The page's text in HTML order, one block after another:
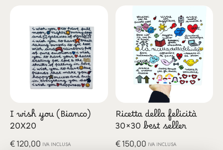
I wish you (Bianco)
20X20
€120,00 IVA INCLUSA
Ricetta della felicità
30×30 best seller
€150,00 IVA INCLUSA